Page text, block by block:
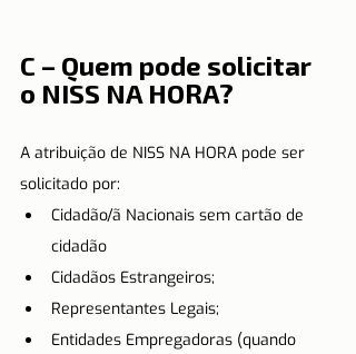
C – Quem pode solicitar
o NISS NA HORA?
A atribuição de NISS NA HORA pode ser
solicitado por:
Cidadão/ã Nacionais sem cartão de
cidadão
Cidadãos Estrangeiros;
Representantes Legais;
Entidades Empregadoras (quando